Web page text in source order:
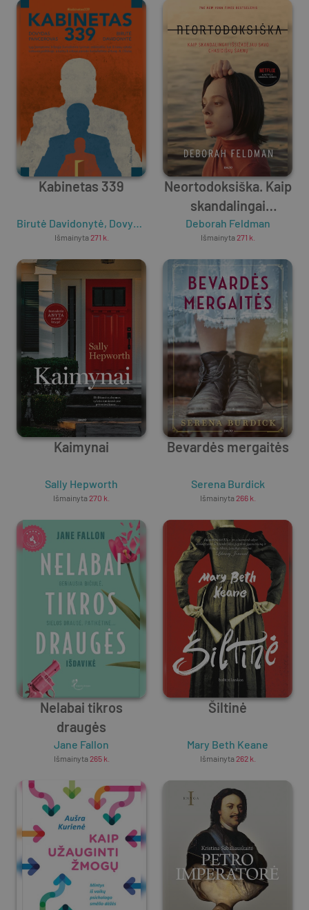
Kabinetas 339
Birutė Davidonytė, Dovydas Pancerovas
Išmainyta271 k.
Neortodoksiška. Kaip
skandalingai
išsižadėjau savo
chasidiškų šaknų
Deborah Feldman
Išmainyta271 k.
Kaimynai
Sally Hepworth
Išmainyta270 k.
Bevardės mergaitės
Serena Burdick
Išmainyta266k.
Nelabai tikros
draugės
Jane Fallon
Išmainyta265k.
Šiltinė
Mary Beth Keane
Išmainyta262k.